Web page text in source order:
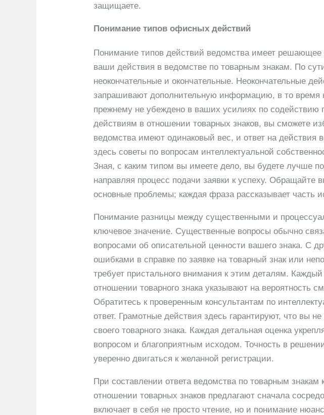
защищаете.
Понимание типов офисных действий
Понимание типов действий ведомства имеет решающее
ваши действия в ведомстве по товарным знакам. По
неокончательные и окончательные. Неокончательные
запрашивают дополнительную информацию, в то время
прежнему не убеждено в ваших усилиях по содействию
действиям в отношении товарных знаков, вы сможете
ведомства имеют одинаковый вес, и ответ на
здесь советы по вопросам интеллектуальной
Зная, с каким типом вы имеете дело, вы будете лучше
направляя процесс подачи заявки к успеху.
основные проблемы; каждая фраза рассказывает часть
Понимание разницы между существенными и
ключевое значение. Существенные вопросы обычно
вопросами об описательной ценности вашего знака. С
ошибками в справке по заявке на товарный знак или
требует пристального внимания к этим деталям.
отношении товарного знака указывают на вероятность
Обратитесь к проверенным консультантам по
ответ. Грамотные действия здесь гарантируют, что вы
своего товарного знака. Каждая детальная оценка
вопросом и благоприятным исходом. Точность в
уверенно двигаться к желанной регистрации.
При составлении ответа ведомства по товарным
отношении товарных знаков предлагают сначала
включает в себя не просто чтение, но и понимание